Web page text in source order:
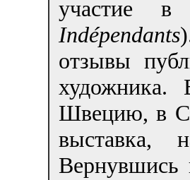
участие
Indépendants
отзывы
Швецию, в
выставка,
Вернувшись